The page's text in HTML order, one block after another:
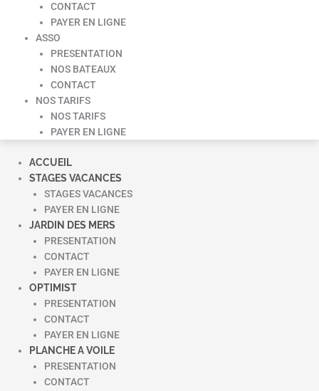
CONTACT
PAYER EN LIGNE
ASSO
PRESENTATION
NOS BATEAUX
CONTACT
NOS TARIFS
NOS TARIFS
PAYER EN LIGNE
ACCUEIL
STAGES VACANCES
STAGES VACANCES
PAYER EN LIGNE
JARDIN DES MERS
PRESENTATION
CONTACT
PAYER EN LIGNE
OPTIMIST
PRESENTATION
CONTACT
PAYER EN LIGNE
PLANCHE A VOILE
PRESENTATION
CONTACT